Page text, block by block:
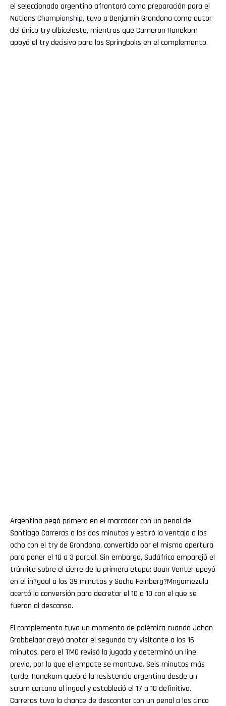
el seleccionado argentino afrontará como preparación para el
Nations Championship, tuvo a Benjamín Grondona como autor
del único try albiceleste, mientras que Cameron Hanekom
apoyó el try decisivo para los Springboks en el complemento.
Argentina pegó primero en el marcador con un penal de
Santiago Carreras a los dos minutos y estiró la ventaja a los
ocho con el try de Grondona, convertido por el mismo apertura
para poner el 10 a 3 parcial. Sin embargo, Sudáfrica emparejó el
trámite sobre el cierre de la primera etapa: Boan Venter apoyó
en el in?goal a los 39 minutos y Sacha Feinberg?Mngomezulu
acertó la conversión para decretar el 10 a 10 con el que se
fueron al descanso.
El complemento tuvo un momento de polémica cuando Johan
Grobbelaar creyó anotar el segundo try visitante a los 16
minutos, pero el TMO revisó la jugada y determinó un line
previo, por lo que el empate se mantuvo. Seis minutos más
tarde, Hanekom quebró la resistencia argentina desde un
scrum cercano al ingoal y estableció el 17 a 10 definitivo.
Carreras tuvo la chance de descontar con un penal a los cinco